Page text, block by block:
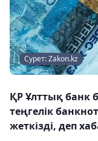
Сурет: Zakon.kz
ҚР Ұлттық банк
теңгелік
жеткізді, деп